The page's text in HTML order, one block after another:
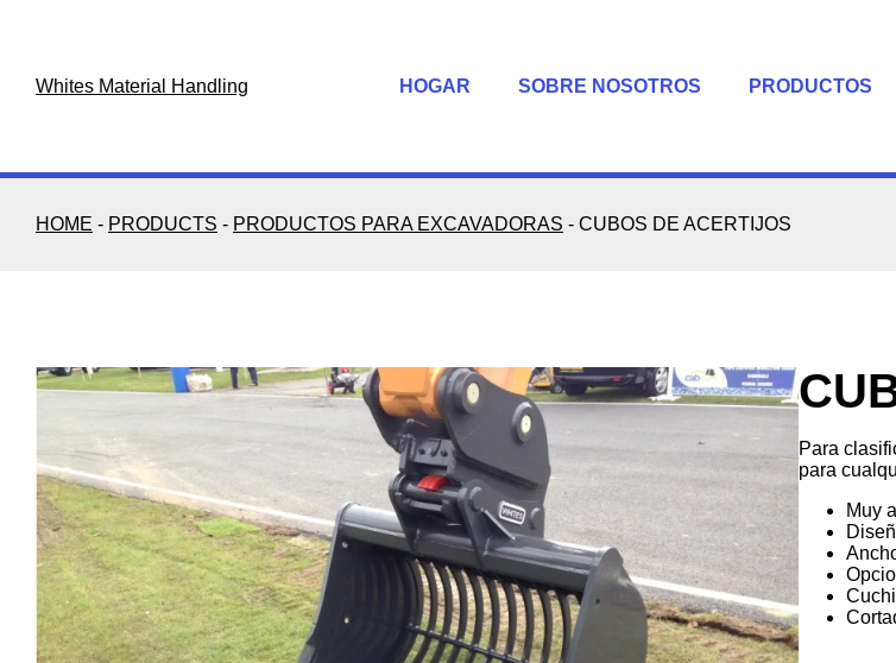
Whites Material Handling
HOGAR SOBRE NOSOTROS PRODUCTOS
HOME - PRODUCTS - PRODUCTOS PARA EXCAVADORAS - CUBOS DE ACERTIJOS
Para
para
Muy